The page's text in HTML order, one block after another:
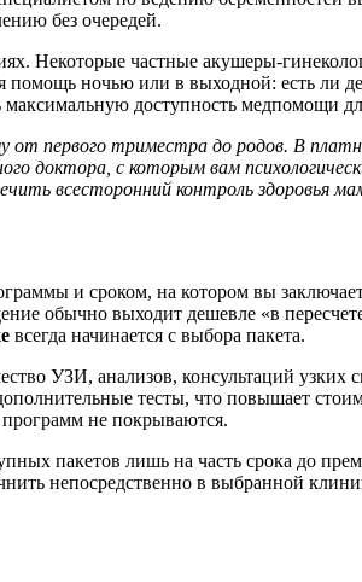
без очередей.
Некоторые частные акушеры-
помощь ночью или в выходной: есть ли
доступность медпомощи
первого триместра до родов. В
доктора, с которым вам
всесторонний контроль здоровья
и сроком, на котором вы
обычно выходит дешевле «в
всегда начинается с выбора пакета.
УЗИ, анализов, консультаций узких
тесты, что повышает
не покрываются.
пакетов лишь на часть срока до
непосредственно в выбранной